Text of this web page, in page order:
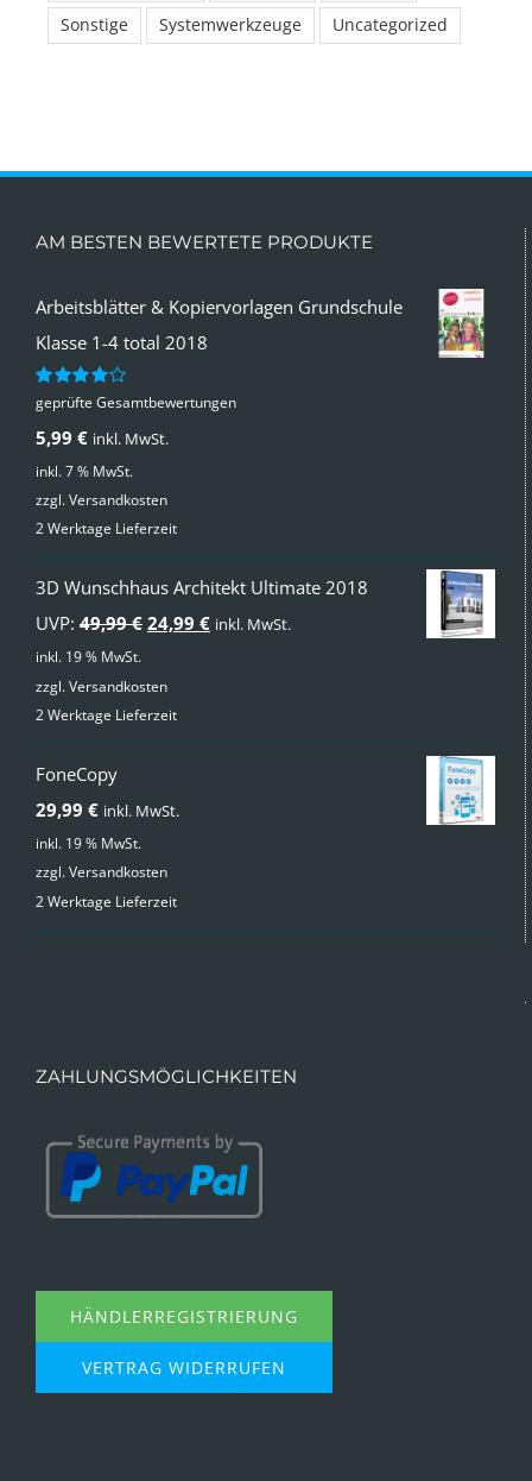
Sonstige
Systemwerkzeuge Uncategorized
AM BESTEN BEWERTETE PRODUKTE
Arbeitsblätter & Kopiervorlagen Grundschule
Klasse 1-4 total 2018
Bewertet
von 5
geprüfte Gesamtbewertungen
5,99 € inkl. MwSt.
inkl. 7 % MwSt.
zzgl.Versandkosten
2 Werktage Lieferzeit
3D Wunschhaus Architekt Ultimate 2018
UVP: 49,99€ Ursprünglicher
war:
24,99 €Aktueller
inkl. MwSt.
inkl. 19 % MwSt.
zzgl.Versandkosten
2 Werktage Lieferzeit
FoneCopy
29,99 € inkl. MwSt.
inkl. 19 % MwSt.
zzgl.Versandkosten
2 Werktage Lieferzeit
ZAHLUNGSMÖGLICHKEITEN
HÄNDLERREGISTRIERUNG
VERTRAG WIDERRUFEN